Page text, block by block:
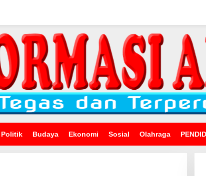
Politik Budaya Ekonomi Sosial Olahraga